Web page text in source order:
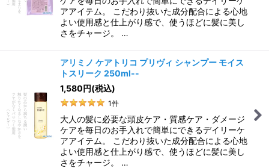
アアイテム。 こだわり抜いた成分配合による心地
よい使用感と仕上がり感で、使うほどに髪に美し
さをチャージ。 …
アリミノ ケアトリコ プリヴィ シャンプー モイス
トスリーク 250ml--
1,580円(税込)
1件
大人の髪に必要な頭皮ケア・質感ケア・ダメージ
ケアを毎日のお手入れで簡単にできるデイリーケ
アアイテム。 こだわり抜いた成分配合による心地
よい使用感と仕上がり感で、使うほどに髪に美し
さをチャージ。 …